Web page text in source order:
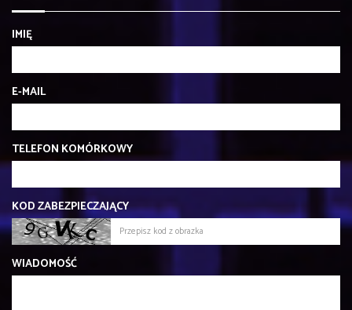
IMIĘ
E-MAIL
TELEFON KOMÓRKOWY
KOD ZABEZPIECZAJĄCY
WIADOMOŚĆ